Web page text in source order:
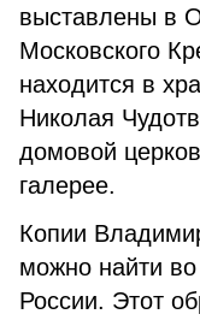
выставлены в
Московского
находится в
Николая
домовой
галерее.
Копии
можно найти
России. Этот